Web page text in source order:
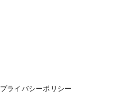
プライバシーポリシー